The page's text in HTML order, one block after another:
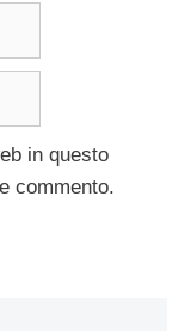
in questo
commento.